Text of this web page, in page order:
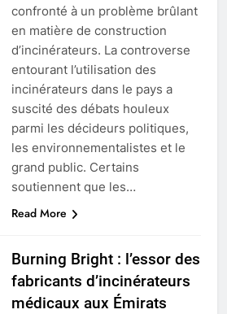
confronté à un problème brûlant
en matière de construction
d’incinérateurs. La controverse
entourant l’utilisation des
incinérateurs dans le pays a
suscité des débats houleux
parmi les décideurs politiques,
les environnementalistes et le
grand public. Certains
soutiennent que les…
Read More
Burning Bright : l’essor des
fabricants d’incinérateurs
médicaux aux Émirats